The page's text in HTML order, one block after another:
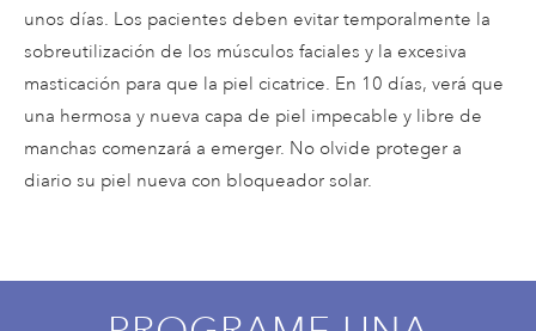
unos días. Los pacientes deben evitar temporalmente la
sobreutilización de los músculos faciales y la excesiva
masticación para que la piel cicatrice. En 10 días, verá que
una hermosa y nueva capa de piel impecable y libre de
manchas comenzará a emerger. No olvide proteger a
diario su piel nueva con bloqueador solar.